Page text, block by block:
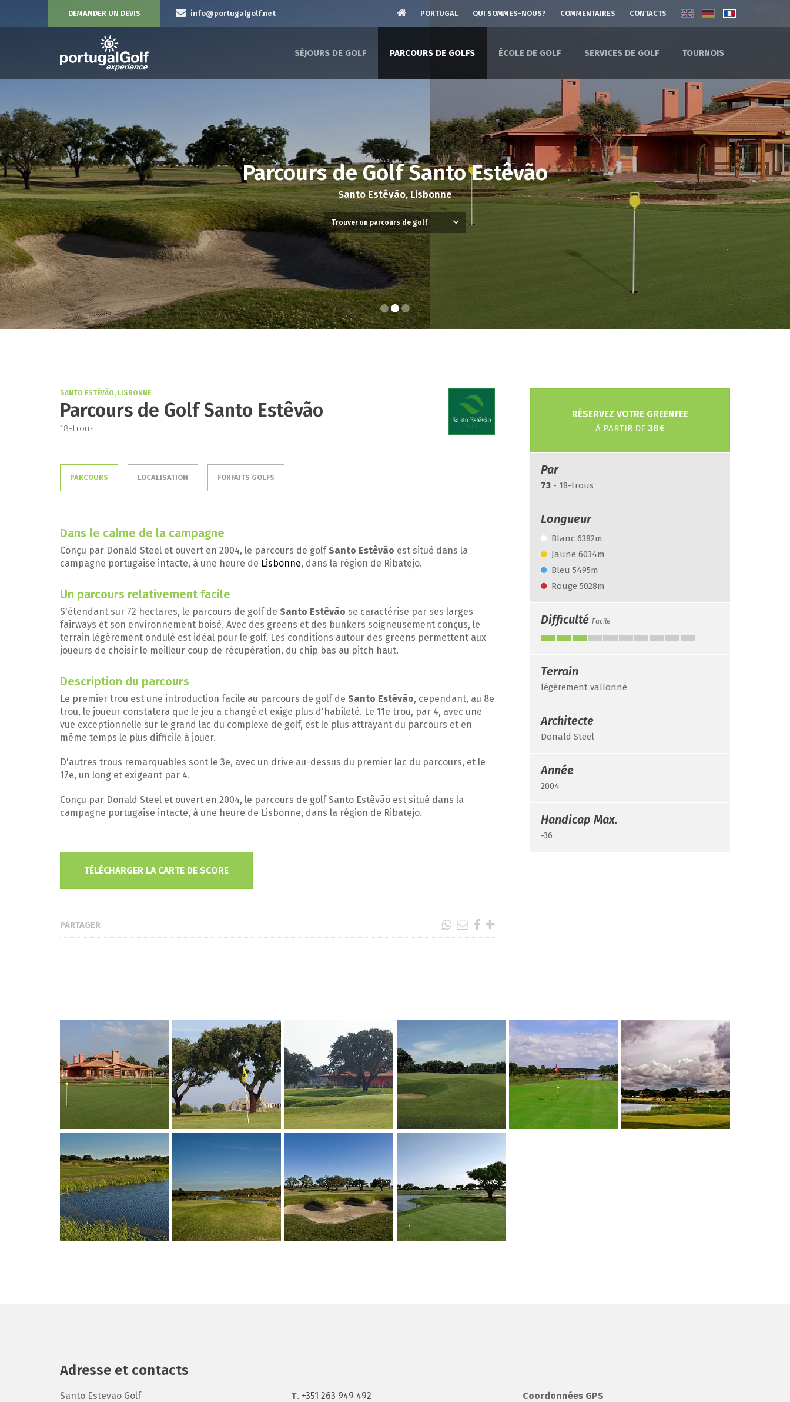
DEMANDER UN DEVIS info@portugalgolf.net PORTUGAL QUI SOMMES-NOUS? COMMENTAIRES CONTACTS
SÉJOURS DE GOLF PARCOURS DE GOLFS ÉCOLE DE GOLF SERVICES DE GOLF TOURNOIS
Parcours de Golf Santo Estêvão
Santo Estêvão, Lisbonne
SANTO ESTÊVÃO, LISBONNE
Parcours de Golf Santo Estêvão
18-trous
PARCOURS LOCALISATION FORFAITS GOLFS
Dans le calme de la campagne
Conçu par Donald Steel et ouvert en 2004, le parcours de golfSanto Estêvão est situé dans la
campagne portugaise intacte, à une heure de Lisbonne, dans la région de Ribatejo.
Un parcours relativement facile
S'étendant sur 72 hectares, le parcours de golf de Santo Estêvão se caractérise par ses larges
fairways et son environnement boisé. Avec des greens et des bunkers soigneusement conçus, le
terrain légèrement ondulé est idéal pour le golf. Les conditions autour des greens permettent aux
joueurs de choisir le meilleur coup de récupération, du chip bas au pitch haut.
Description du parcours
Le premier trou est une introduction facile au parcours de golf de Santo Estêvão, cependant, au 8e
trou, le joueur constatera que le jeu a changé et exige plus d'habileté. Le 11e trou, par 4, avec une
vue exceptionnelle sur le grand lac du complexe de golf, est le plus attrayant du parcours et en
même temps le plus difficile à jouer.
D'autres trous remarquables sont le 3e, avec un drive au-dessus du premier lac du parcours, et le
17e, un long et exigeant par 4.
Conçu par Donald Steel et ouvert en 2004, le parcours de golf Santo Estêvão est situé dans la
campagne portugaise intacte, à une heure de Lisbonne, dans la région de Ribatejo.
TÉLÉCHARGER LA CARTE DE SCORE
PARTAGER
RÉSERVEZ VOTRE GREENFEE
À PARTIR DE 38€
Par
73 - 18-trous
Longueur
Blanc 6382m
Jaune 6034m
Bleu 5495m
Rouge 5028m
Difficulté Facile
Terrain
légèrement vallonné
Architecte
Donald Steel
Année
2004
Handicap Max.
-36
Adresse et contacts
Santo Estevao Golf
T. +351 263 949 492
CoordonnéesGPS